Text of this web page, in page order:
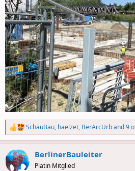
R
e
a
c
t
SchauBau, haelzet, BerArcUrband 9
BerlinerBauleiter
Platin Mitglied